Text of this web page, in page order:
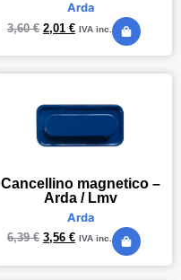
Arda
3,60€ 2,01 € IVA inc.
Cancellino magnetico –
Arda / Lmv
Arda
6,39€ 3,56 € IVA inc.